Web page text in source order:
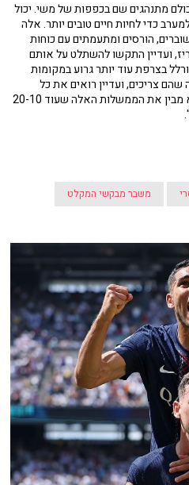
מתנהגים שם בכפפות של משי. יכול
כדי לחיות חיים טובים יותר. אלה
הורסים ומתעמתים עם כוחות
שוטרים לפריז, ועדיין התקשו להשתלט על אותם
בצרפת עוד יותר גרוע במקומות
צריכים, ועדיין רואים את כל
המאבקים עם כוחות הביטחון. אני לא מבין את הממשלות האלה שעוד 20-10
משבר מבקשי המקלט